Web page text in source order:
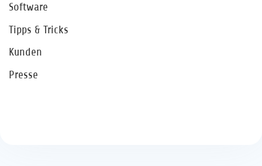
Software
Tipps & Tricks
Kunden
Presse